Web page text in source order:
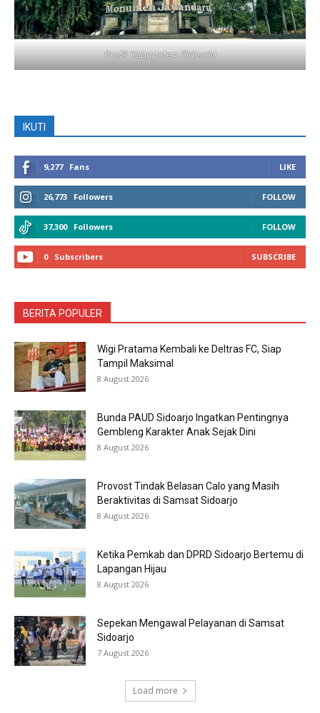
Profil Kabupaten Sidoarjo
IKUTI
9,277 Fans LIKE
26,773 Followers FOLLOW
37,300 Followers FOLLOW
0 Subscribers SUBSCRIBE
BERITA POPULER
Wigi Pratama Kembali ke Deltras FC, Siap
Tampil Maksimal
8 August 2026
Bunda PAUD Sidoarjo Ingatkan Pentingnya
Gembleng Karakter Anak Sejak Dini
8 August 2026
Provost Tindak Belasan Calo yang Masih
Beraktivitas di Samsat Sidoarjo
8 August 2026
Ketika Pemkab dan DPRD Sidoarjo Bertemu di
Lapangan Hijau
8 August 2026
Sepekan Mengawal Pelayanan di Samsat
Sidoarjo
7 August 2026
Load more